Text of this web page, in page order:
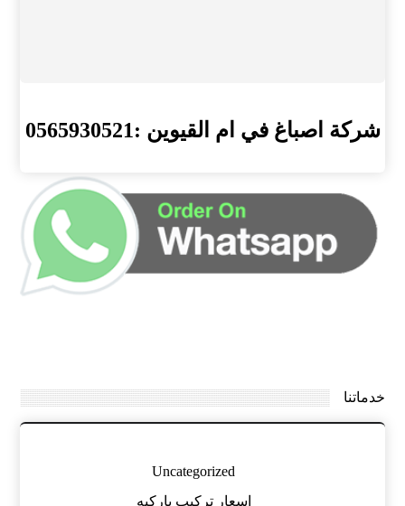
شركة اصباغ في ام القيوين :0565930521
خدماتنا
Uncategorized
اسعار تركيب باركيه